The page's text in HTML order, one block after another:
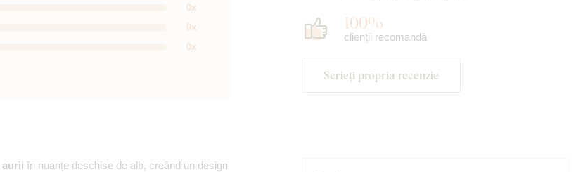
0x
0x
0x
100%
clienții recomandă
Scrieți propria recenzie
în nuanțe deschise de alb, creând un design